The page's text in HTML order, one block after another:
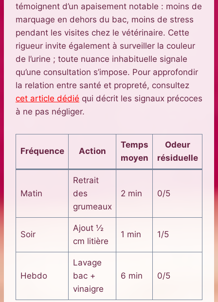
témoignent d’un apaisement notable : moins de
marquage en dehors du bac, moins de stress
pendant les visites chez le vétérinaire. Cette
rigueur invite également à surveiller la couleur
de l’urine ; toute nuance inhabituelle signale
qu’une consultation s’impose. Pour approfondir
la relation entre santé et propreté, consultez
cet article dédié qui décrit les signaux précoces
à ne pas négliger.
Fréquence Action
Temps
moyen
Odeur
résiduelle
Matin
Retrait
des
grumeaux
2 min 0/5
Soir
Ajout ½
cm litière
1 min 1/5
Hebdo
Lavage
bac +
vinaigre
6 min 0/5